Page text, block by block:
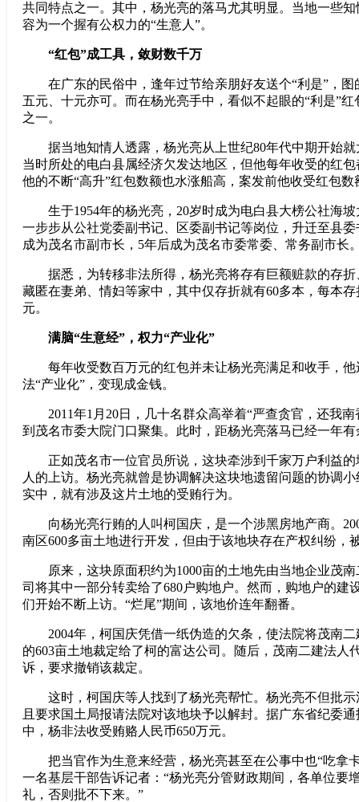
共同特点之一。其中，杨光亮的落马尤其明显。当地一些
容为一个握有公权力的“生意人”。
“红包”成工具，敛财数千万
在广东的民俗中，逢年过节给亲朋好友送个“利是”，图
五元、十元亦可。而在杨光亮手中，看似不起眼的“利是”
之一。
据当地知情人透露，杨光亮从上世纪80年代中期开始就
当时所处的电白县属经济欠发达地区，但他每年收受的红
他的不断“高升”红包数额也水涨船高，案发前他收受红包
生于1954年的杨光亮，20岁时成为电白县大榜公社海坡
一步步从公社党委副书记、区委副书记等岗位，升迁至县委
成为茂名市副市长，5年后成为茂名市委常委、常务副市长
据悉，为转移非法所得，杨光亮将存有巨额赃款的存折
藏匿在妻弟、情妇等家中，其中仅存折就有60多本，每本
元。
满脑“生意经”，权力“产业化”
每年收受数百万元的红包并未让杨光亮满足和收手，他
法“产业化”，变现成金钱。
2011年1月20日，几十名群众高举着“严查贪官，还我南
到茂名市委大院门口聚集。此时，距杨光亮落马已经一年有
正如茂名市一位官员所说，这块牵涉到千家万户利益的
人的上访。杨光亮就曾是协调解决这块地遗留问题的协调
实中，就有涉及这片土地的受贿行为。
向杨光亮行贿的人叫柯国庆，是一个涉黑房地产商。
南区600多亩土地进行开发，但由于该地块存在产权纠纷，
原来，这块原面积约为1000亩的土地先由当地企业茂南
司将其中一部分转卖给了680户购地户。然而，购地户的建
们开始不断上访。“烂尾”期间，该地价连年翻番。
2004年，柯国庆凭借一纸伪造的欠条，使法院将茂南二
的603亩土地裁定给了柯的富达公司。随后，茂南二建法人
诉，要求撤销该裁定。
这时，柯国庆等人找到了杨光亮帮忙。杨光亮不但批示
且要求国土局报请法院对该地块予以解封。据广东省纪委
中，杨非法收受贿赂人民币650万元。
把当官作为生意来经营，杨光亮甚至在公事中也“吃拿
一名基层干部告诉记者：“杨光亮分管财政期间，各单位要
礼，否则批不下来。”